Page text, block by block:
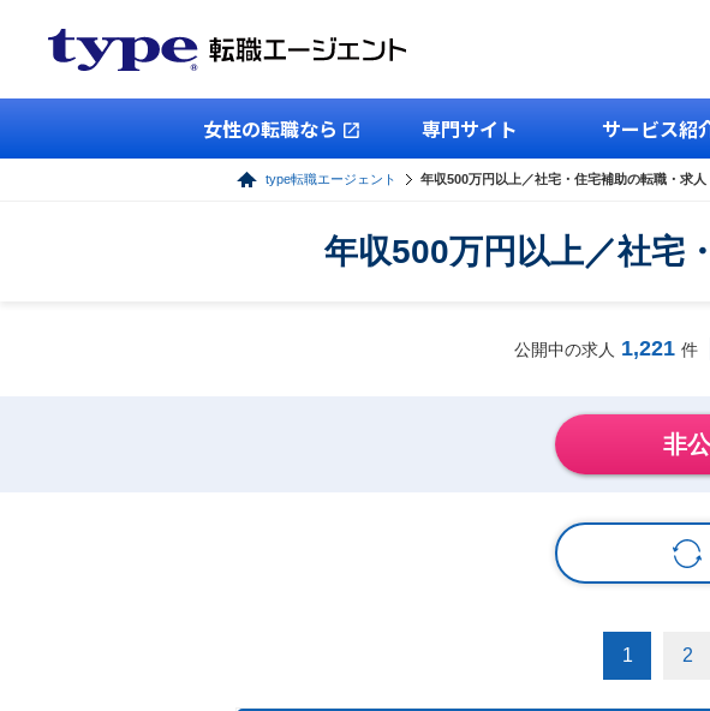
女性の転職なら 専門サイト サービス紹
type転職エージェント 年収500万円以上／社宅・住宅補助の転職・求
年収500万円以上／社宅
公開中の求人 1,221 件
非
1 2